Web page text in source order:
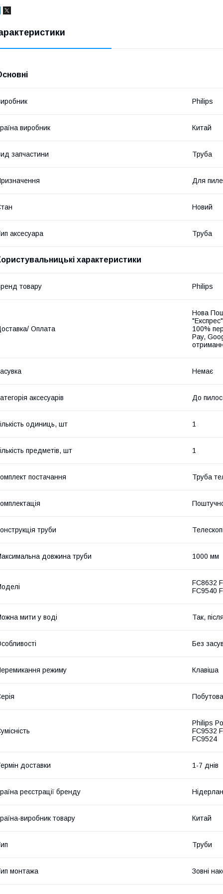
Philips
виробник Китай
запчастини Труба
Для
Новий
аксесуара Труба
характеристики
товару Philips
Оплата
Нова
100%
Pay,
Немає
аксесуарів До
одиниць, шт 1
предметів, шт 1
постачання Труба
труби
довжина труби 1000 мм
FC8632
FC9540
мити у воді Так,
Без
режиму Клавіша
Побутова
Philips
FC9532
FC9524
доставки 1-7 днів
реєстрації бренду
виробник товару Китай
Труби
монтажа Зовні